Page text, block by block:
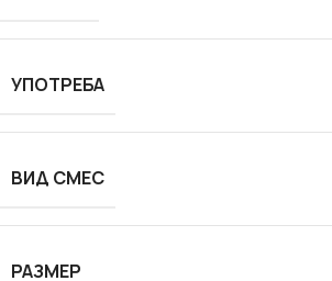
УПОТРЕБА
ВИД СМЕС
РАЗМЕР